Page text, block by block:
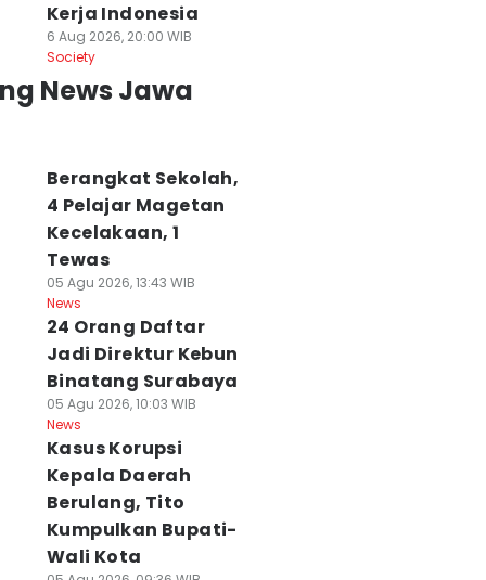
Kerja Indonesia
6 Aug 2026, 20:00 WIB
Society
News Jawa
Berangkat Sekolah,
4 Pelajar Magetan
Kecelakaan, 1
Tewas
05 Agu 2026, 13:43 WIB
News
24 Orang Daftar
Jadi Direktur Kebun
Binatang Surabaya
05 Agu 2026, 10:03 WIB
News
Kasus Korupsi
Kepala Daerah
Berulang, Tito
Kumpulkan Bupati-
Wali Kota